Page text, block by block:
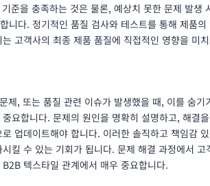
준을 충족하는 것은 물론, 예상치 못한 문제 발생
니다. 정기적인 품질 검사와 테스트를 통해 제품
고객사의 최종 제품 품질에 직접적인 영향을 미
제, 또는 품질 관련 이슈가 발생했을 때, 이를 숨기
요합니다. 문제의 원인을 명확히 설명하고, 해결
업데이트해야 합니다. 이러한 솔직하고 책임감
킬 수 있는 기회가 됩니다. 문제 해결 과정에서 고
텍스타일 관계에서 매우 중요합니다.